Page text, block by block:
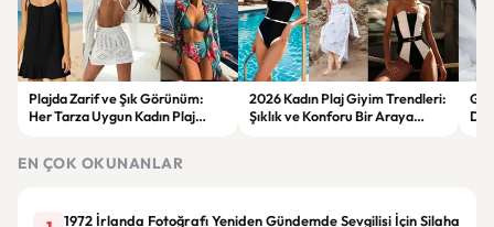
Plajda Zarif ve Şık Görünüm:
Her Tarza Uygun Kadın Plaj
2026 Kadın Plaj Giyim Trendleri:
Şıklık ve Konforu Bir Araya
EN ÇOK OKUNANLAR
1972 İrlanda Fotoğrafı Yeniden Gündemde Sevgilisi İçin Silaha